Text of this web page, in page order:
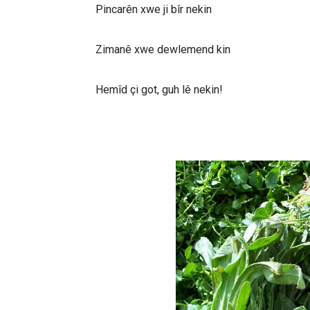
Pincarên xwe ji bîr nekin
Zimanê xwe dewlemend kin
Hemîd çi got, guh lê nekin!